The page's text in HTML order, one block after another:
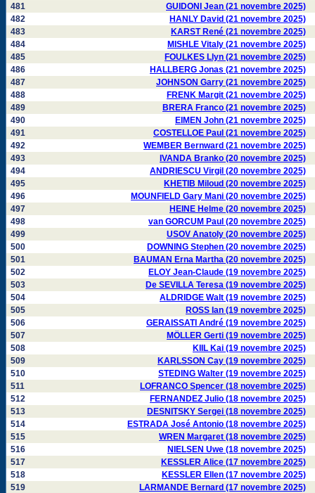
481
GUIDONI Jean (21 novembre 2025)
482
HANLY David (21 novembre 2025)
483
KARST René (21 novembre 2025)
484
MISHLE Vitaly (21 novembre 2025)
485
FOULKES Llyn (21 novembre 2025)
486
HALLBERG Jonas (21 novembre 2025)
487
JOHNSON Garry (21 novembre 2025)
488
FRENK Margit (21 novembre 2025)
489
BRERA Franco (21 novembre 2025)
490
EIMEN John (21 novembre 2025)
491
COSTELLOE Paul (21 novembre 2025)
492
WEMBER Bernward (21 novembre 2025)
493
IVANDA Branko (20 novembre 2025)
494
ANDRIESCU Virgil (20 novembre 2025)
495
KHETIB Miloud (20 novembre 2025)
496
MOUNFIELD Gary Mani (20 novembre 2025)
497
HEINE Helme (20 novembre 2025)
498
van GORCUM Paul (20 novembre 2025)
499
USOV Anatoly (20 novembre 2025)
500
DOWNING Stephen (20 novembre 2025)
501
BAUMAN Erna Martha (20 novembre 2025)
502
ELOY Jean-Claude (19 novembre 2025)
503
De SEVILLA Teresa (19 novembre 2025)
504
ALDRIDGE Walt (19 novembre 2025)
505
ROSS Ian (19 novembre 2025)
506
GERAISSATI André (19 novembre 2025)
507
MÖLLER Gerti (19 novembre 2025)
508
KIIL Kai (19 novembre 2025)
509
KARLSSON Cay (19 novembre 2025)
510
STEDING Walter (19 novembre 2025)
511
LOFRANCO Spencer (18 novembre 2025)
512
FERNANDEZ Julio (18 novembre 2025)
513
DESNITSKY Sergei (18 novembre 2025)
514
ESTRADA José Antonio (18 novembre 2025)
515
WREN Margaret (18 novembre 2025)
516
NIELSEN Uwe (18 novembre 2025)
517
KESSLER Alice (17 novembre 2025)
518
KESSLER Ellen (17 novembre 2025)
519
LARMANDE Bernard (17 novembre 2025)